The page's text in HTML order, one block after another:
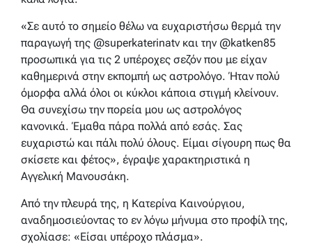
«Σε αυτό το σημείο θέλω να ευχαριστήσω θερμά την
παραγωγή της @superkaterinatv και την @katken85
προσωπικά για τις 2 υπέροχες σεζόν που με είχαν
καθημερινά στην εκπομπή ως αστρολόγο. Ήταν πολύ
όμορφα αλλά όλοι οι κύκλοι κάποια στιγμή κλείνουν.
Θα συνεχίσω την πορεία μου ως αστρολόγος
κανονικά. Έμαθα πάρα πολλά από εσάς. Σας
ευχαριστώ και πάλι πολύ όλους. Είμαι σίγουρη πως θα
σκίσετε και φέτος», έγραψε χαρακτηριστικά η
Αγγελική Μανουσάκη.
Από την πλευρά της, η Κατερίνα Καινούργιου,
αναδημοσιεύοντας το εν λόγω μήνυμα στο προφίλ της,
σχολίασε: «Είσαι υπέροχο πλάσμα».